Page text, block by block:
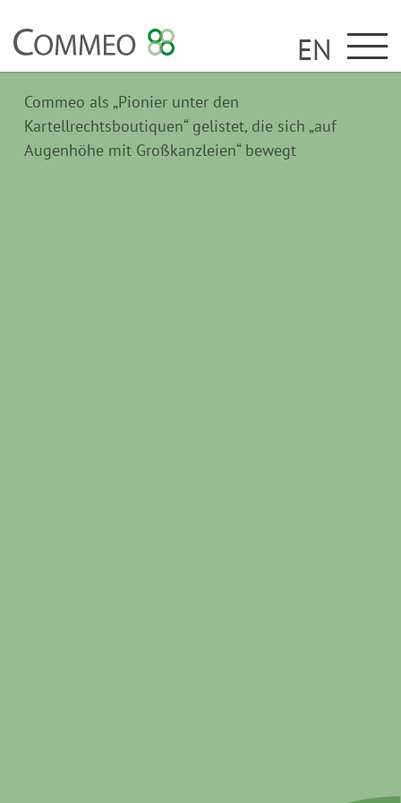
EN
Commeo als „Pionier unter den
Kartellrechtsboutiquen“ gelistet, die sich „auf
Augenhöhe mit Großkanzleien“ bewegt